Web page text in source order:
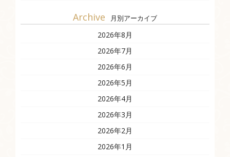
Archive 月別アーカイブ
2026年8月
2026年7月
2026年6月
2026年5月
2026年4月
2026年3月
2026年2月
2026年1月